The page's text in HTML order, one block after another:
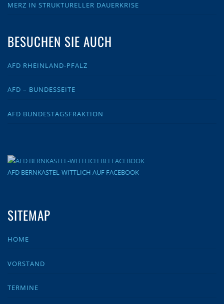
MERZ IN STRUKTURELLER DAUERKRISE
BESUCHEN SIE AUCH
AFD RHEINLAND-PFALZ
AFD – BUNDESSEITE
AFD BUNDESTAGSFRAKTION
AFD BERNKASTEL-WITTLICH AUF FACEBOOK
SITEMAP
HOME
VORSTAND
TERMINE